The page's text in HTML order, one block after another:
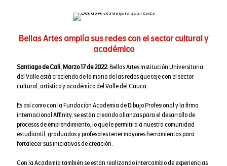
Bellas Artes amplía sus redes con el sector cultural y
académico
Santiago de Cali, Marzo 17 de 2022.Bellas Artes Institución Universitaria
del Valle está creciendo de la mano de las redes que teje con el sector
cultural, artístico y académico del Valle del Cauca.
Es así como con la Fundación Academia de Dibujo Profesional y la firma
internacional Affinity, se están creando alianzas para el desarrollo de
procesos de emprendimiento, lo que le permitirá a nuestra comunidad
estudiantil, graduados y profesores tener mayores herramientas para
fortalecer sus iniciativas de creación.
Con la Academia también se están realizando intercambio de experiencias